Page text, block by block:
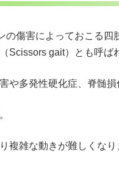
傷害によっておこる
Scissors gait）とも呼ば
や多発性硬化症、脊髄損
複雑な動きが難しくなり